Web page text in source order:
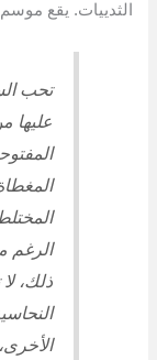
الثدييات. يقع
تحب
عليها
الرغم
ذلك،